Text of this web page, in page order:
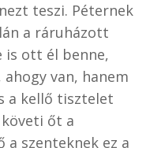
teszi. Péternek
a ráruházott
is ott él benne,
van, hanem
a kellő tisztelet
őt a
a szenteknek ez a